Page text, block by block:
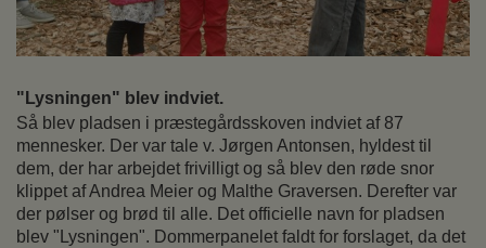
"Lysningen" blev indviet.
Så blev pladsen i præstegårdsskoven indviet af 87
mennesker. Der var tale v. Jørgen Antonsen, hyldest til
dem, der har arbejdet frivilligt og så blev den røde snor
klippet af Andrea Meier og Malthe Graversen. Derefter var
der pølser og brød til alle. Det officielle navn for pladsen
blev "Lysningen". Dommerpanelet faldt for forslaget, da det